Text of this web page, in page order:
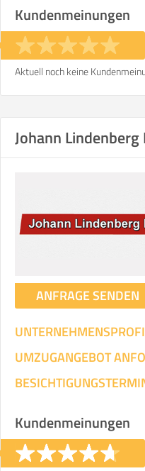
Kundenmeinungen
Aktuell noch keine
Johann Lindenberg
ANFRAGE SENDEN
UMZUGANGEBOT
Kundenmeinungen